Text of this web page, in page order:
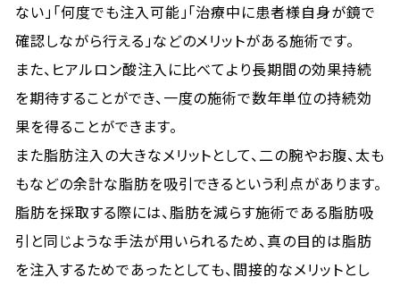
ない」「何度でも注入可能」「治療中に患者様自身が鏡で
確認しながら行える」などのメリットがある施術です。
また、ヒアルロン酸注入に比べてより長期間の効果持続
を期待することができ、一度の施術で数年単位の持続効
果を得ることができます。
また脂肪注入の大きなメリットとして、二の腕やお腹、太も
もなどの余計な脂肪を吸引できるという利点があります。
脂肪を採取する際には、脂肪を減らす施術である脂肪吸
引と同じような手法が用いられるため、真の目的は脂肪
を注入するためであったとしても、間接的なメリットとし